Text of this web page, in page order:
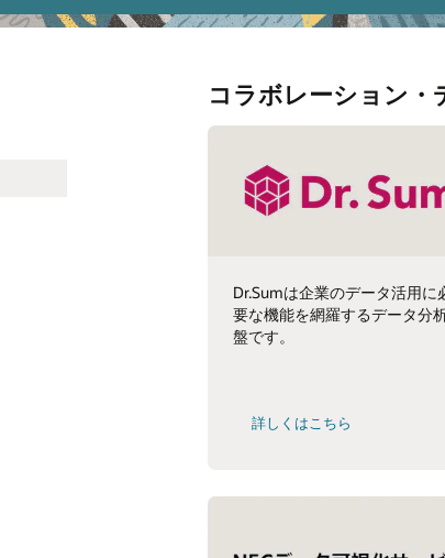
コラボレーション・
Dr.Sumは企業のデータ活用に
要な機能を網羅するデータ分
盤です。
詳しくはこちら